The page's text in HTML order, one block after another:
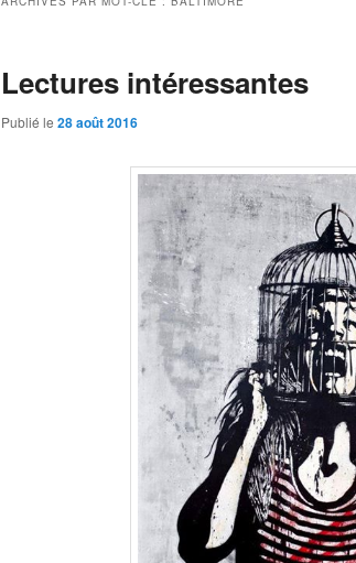
Lectures intéressantes
Publié le 28 août 2016